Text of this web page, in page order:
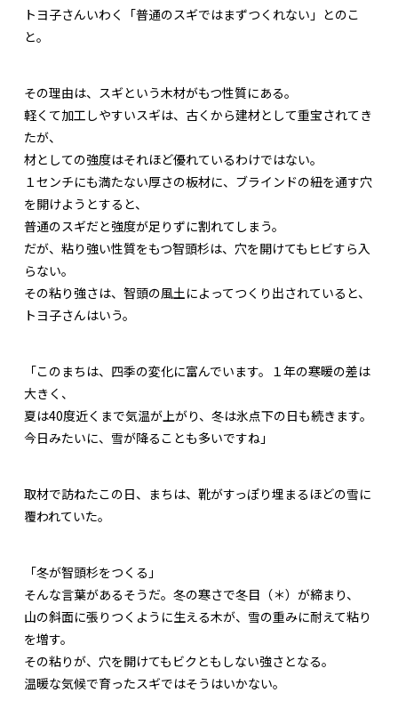
トヨ子さんいわく「普通のスギではまずつくれない」とのこ
と。
その理由は、スギという木材がもつ性質にある。
軽くて加工しやすいスギは、古くから建材として重宝されてき
たが、
材としての強度はそれほど優れているわけではない。
１センチにも満たない厚さの板材に、ブラインドの紐を通す穴
を開けようとすると、
普通のスギだと強度が足りずに割れてしまう。
だが、粘り強い性質をもつ智頭杉は、穴を開けてもヒビすら入
らない。
その粘り強さは、智頭の風土によってつくり出されていると、
トヨ子さんはいう。
「このまちは、四季の変化に富んでいます。１年の寒暖の差は
大きく、
夏は40度近くまで気温が上がり、冬は氷点下の日も続きます。
今日みたいに、雪が降ることも多いですね」
取材で訪ねたこの日、まちは、靴がすっぽり埋まるほどの雪に
覆われていた。
「冬が智頭杉をつくる」
そんな言葉があるそうだ。冬の寒さで冬目（＊）が締まり、
山の斜面に張りつくように生える木が、雪の重みに耐えて粘り
を増す。
その粘りが、穴を開けてもビクともしない強さとなる。
温暖な気候で育ったスギではそうはいかない。